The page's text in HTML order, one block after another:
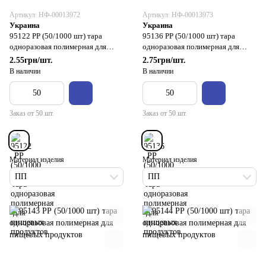
Артикул: НФ-00013972
Украина
95122 РР (50/1000 шт) тара
одноразовая полимерная для
пищевых продуктов
2.55грн/шт.
В наличии
Заказ от 50 шт.
Материал изделия
ПП
Артикул: НФ-00013973
Украина
95136 РР (50/1000 шт) тара
одноразовая полимерная для
пищевых продуктов
2.75грн/шт.
В наличии
Заказ от 50 шт.
Материал изделия
ПП